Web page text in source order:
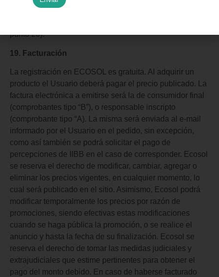
punto 20).
19. Facturación
La registración en ECOSOL es gratuita. Al adquirir un
producto el Usuario deberá pagar el precio publicado. La
factura electrónica a emitirse será la de consumidor final
(comprobantes tipo “B”), o responsable inscripto
(comprobante tipo “A). La misma será enviada al e-mail
informado por el Usuario en el pedido, sin excepción,
como así también se podrá solicitar el pago de
percepciones de IIBB en el caso de corresponder. Ecosol
se reserva el derecho de modificar, cambiar, agregar o
eliminar los precios vigentes, en cualquier momento, lo
cual será publicado en el sitio. Asimismo, Ecosol podrá
modificar temporalmente los precios por razón de
promociones, siendo efectivas estas modificaciones
cuando se haga pública la promoción, o se realice el
anuncio y hasta la fecha de su finalización. Ecosol se
reserva el derecho de tomar las medidas judiciales y
extrajudiciales que estime pertinentes para obtener el
pago del monto debido. En caso de haberse facturado